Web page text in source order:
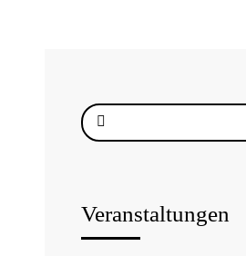
Suche
nach:
Veranstaltungen